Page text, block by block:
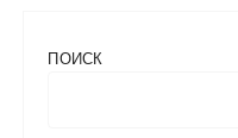
ПОИСК